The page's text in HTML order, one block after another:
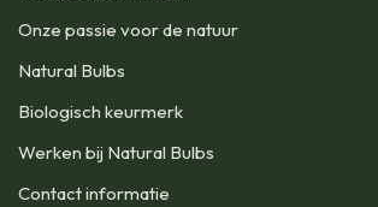
Onze passie voor de natuur
Natural Bulbs
Biologisch keurmerk
Werken bij Natural Bulbs
Contact informatie